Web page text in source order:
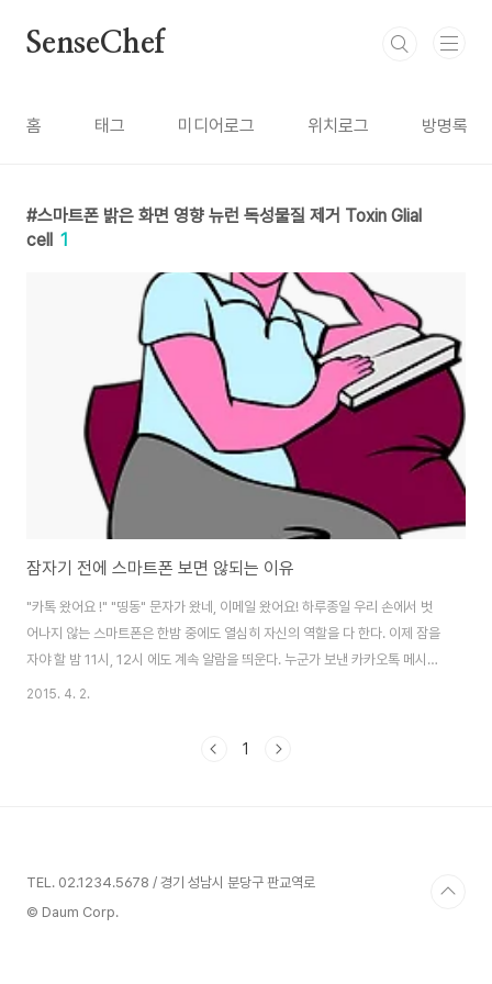
SenseChef
홈 태그 미디어로그 위치로그 방명록
스마트폰 밝은 화면 영향 뉴런 독성물질 제거 Toxin Glial
cell 1
잠자기 전에 스마트폰 보면 않되는 이유
"카톡 왔어요 !" "띵동" 문자가 왔네, 이메일 왔어요! 하루종일 우리 손에서 벗
어나지 않는 스마트폰은 한밤 중에도 열심히 자신의 역할을 다 한다. 이제 잠을
자야 할 밤 11시, 12시 에도 계속 알람을 띄운다. 누군가 보낸 카카오톡 메시지
가 도착한다. 모임이나 안내 문자 등이 전송 지연으로 한밤 중에 울리기도 한다.
일과 중에 보낸 이메일이 도착한다. 결과적으로 잠자리에 들기 전, 자고 있을 때
2015. 4. 2.
1
TEL. 02.1234.5678 / 경기 성남시 분당구 판교역로
© Daum Corp.